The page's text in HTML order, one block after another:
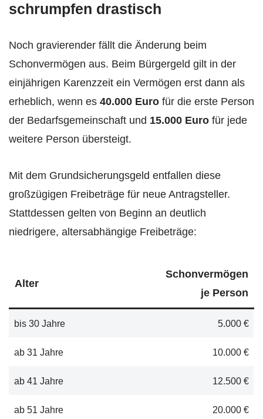
schrumpfen drastisch
Noch gravierender fällt die Änderung beim
Schonvermögen aus. Beim Bürgergeld gilt in der
einjährigen Karenzzeit ein Vermögen erst dann als
erheblich, wenn es 40.000 Euro für die erste Person
der Bedarfsgemeinschaft und 15.000 Euro für jede
weitere Person übersteigt.
Mit dem Grundsicherungsgeld entfallen diese
großzügigen Freibeträge für neue Antragsteller.
Stattdessen gelten von Beginn an deutlich
niedrigere, altersabhängige Freibeträge:
Alter
Schonvermögen
je Person
bis 30 Jahre 5.000 €
ab 31 Jahre 10.000 €
ab 41 Jahre 12.500 €
ab 51 Jahre 20.000 €